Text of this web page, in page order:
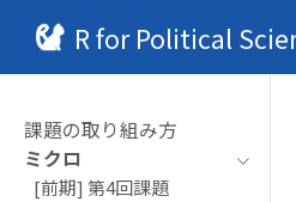
R for Political
課題の取り組み方
ミクロ
[前期] 第4回課題